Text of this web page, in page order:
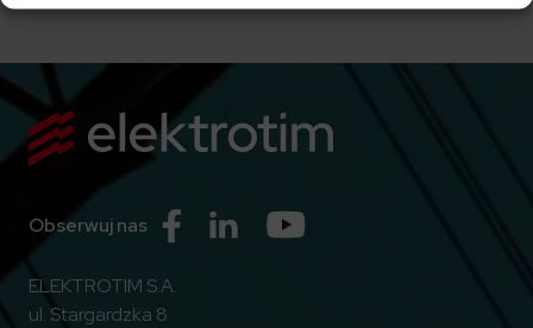
Obserwuj nas Przejdź do Facebook
Przejdź do Linkedin
ELEKTROTIM S.A.
ul. Stargardzka 8